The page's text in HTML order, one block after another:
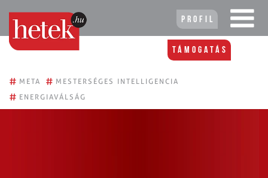
Profil
Támogatás
# META # MESTERSÉGES INTELLIGENCIA
# ENERGIAVÁLSÁG